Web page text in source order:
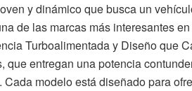
y dinámico que busca un
de las marcas más interesantes
Turboalimentada y Diseño que
entregan una potencia
modelo está diseñado para